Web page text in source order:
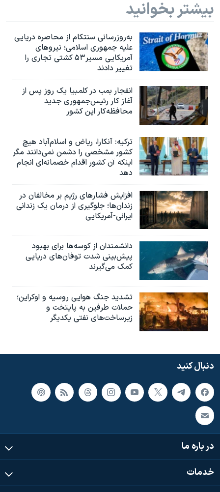
بیشتر بخوانید
به‌روزرسانی سنتکام از محاصره دریایی
علیه جمهوری اسلامی؛ نیروهای
آمریکایی مسیر۵۳ کشتی تجاری را
تغییر دادند
انفجار بمب‌‌ در کلمبیا یک روز پس از
آغاز کار رئیس‌جمهوری جدید
محافظه‌کار این کشور
ترکیه: آنکارا، ریاض و اسلام‌آباد هیچ
کشور مشخصی را دشمن نمی‌دانند مگر
اینکه آن کشور اقدام خصمانه‌ای انجام
دهد
افزایش فشارهای رژیم بر مخالفان در
زندان‌ها؛ جلوگیری از درمان یک زندانی
ایرانی-آمریکایی
دانشمندان از کوسه‌ها برای بهبود
پیش‌بینی شدت توفان‌های دریایی
کمک می‌گیرند
تشدید جنگ هوایی روسیه و اوکراین؛
حملات طرفین به پایتخت‌ و
زیرساخت‌های نفتی یکدیگر
دنبال کنید
در باره ما
خدمات